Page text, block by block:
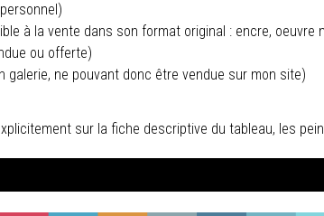
à la vente dans son format original : encre, oeuvre
ou offerte)
galerie, ne pouvant donc être vendue sur mon site)
sur la fiche descriptive du tableau, les